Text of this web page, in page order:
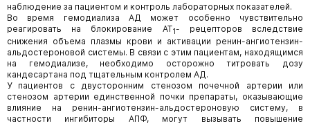
наблюдение за пациентом и контроль лабораторных показателей.
Во время гемодиализа АД может особенно чувствительно
реагировать на блокирование AT1- рецепторов вследствие
снижения объема плазмы крови и активации ренин-ангиотензин-
альдостероновой системы. В связи с этим пациентам, находящимся
на гемодиализе, необходимо осторожно титровать дозу
кандесартана под тщательным контролем АД.
У пациентов с двусторонним стенозом почечной артерии или
стенозом артерии единственной почки препараты, оказывающие
влияние на ренин-ангиотензин-альдостероновую систему, в
частности ингибиторы АПФ, могут вызывать повышение